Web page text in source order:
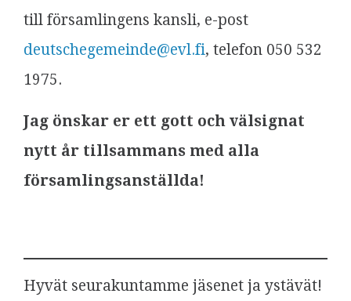
till församlingens kansli, e-post
deutschegemeinde@evl.fi, telefon 050 532
1975.
Jag önskar er ett gott och välsignat
nytt år tillsammans med alla
församlingsanställda!
Hyvät seurakuntamme jäsenet ja ystävät!